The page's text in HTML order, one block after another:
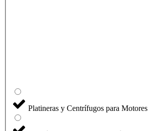
Platineras y Centrífugos para Motores